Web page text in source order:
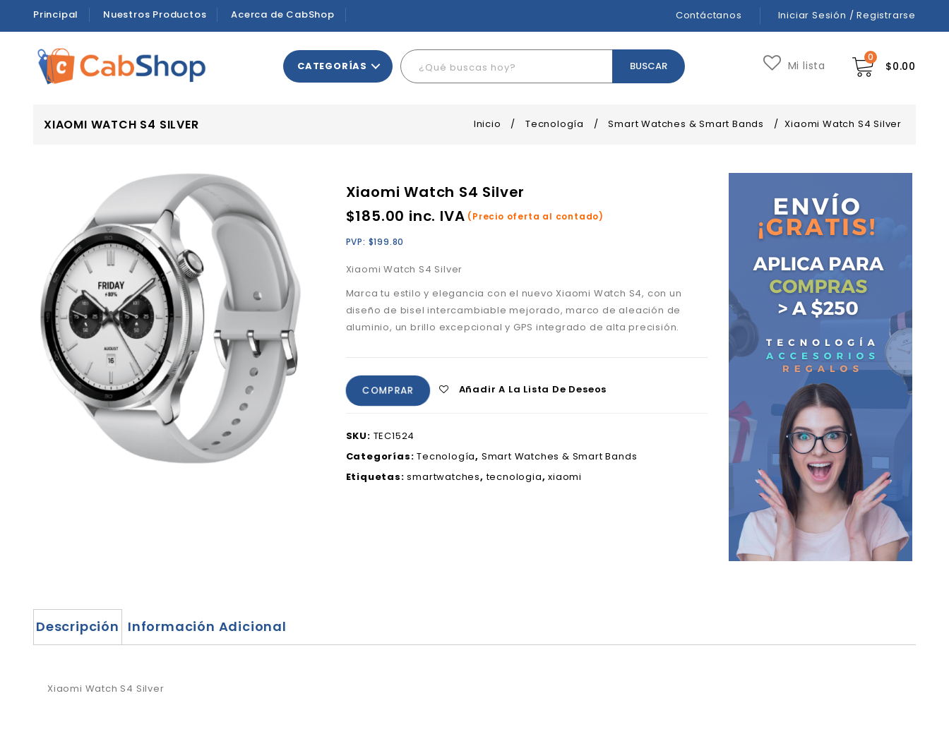
Principal Nuestros Productos Acerca de CabShop Contáctanos Iniciar Sesión / Registrarse
0
$0.00
Mi lista
CATEGORÍAS
XIAOMI WATCH S4 SILVER Inicio / Tecnología / Smart Watches & Smart Bands / Xiaomi Watch S4 Silver
Xiaomi Watch S4 Silver
$185.00 inc. IVA (Precio oferta al contado)
PVP: $199.80
Xiaomi Watch S4 Silver
Marca tu estilo y elegancia con el nuevo Xiaomi Watch S4, con un
diseño de bisel intercambiable mejorado, marco de aleación de
aluminio, un brillo excepcional y GPS integrado de alta precisión.
COMPRAR Añadir A La Lista De Deseos
SKU: TEC1524
Categorías:Tecnología, Smart Watches & Smart Bands
Etiquetas:smartwatches,tecnologia,xiaomi
Descripción Información Adicional
Xiaomi Watch S4 Silver